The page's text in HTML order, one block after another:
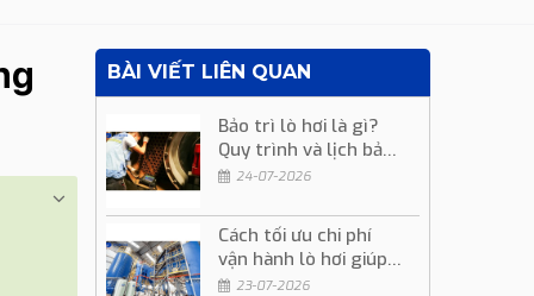
BÀI VIẾT LIÊN QUAN
Bảo trì lò hơi là gì?
Quy trình và lịch bảo
trì định kỳ
24-07-2026
Cách tối ưu chi phí
vận hành lò hơi giúp
giảm chi phí sản xuất
23-07-2026